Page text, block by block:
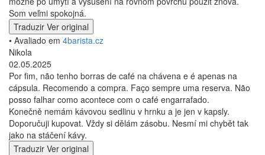
Som veľmi spokojná.
Traduzir Ver original
• Avaliado em 4barista.cz
Nikola
02.05.2025
Por fim, não tenho borras de café na chávena e é apenas na
cápsula. Recomendo a compra. Faço sempre uma reserva. Não
posso falhar como acontece com o café engarrafado.
Konečně nemám kávovou sedlinu v hrnku a je jen v kapsly.
Doporučuji kupovat. Vždy si dělám zásobu. Nesmí mi chybět tak
jako na stáčení kávy.
Traduzir Ver original